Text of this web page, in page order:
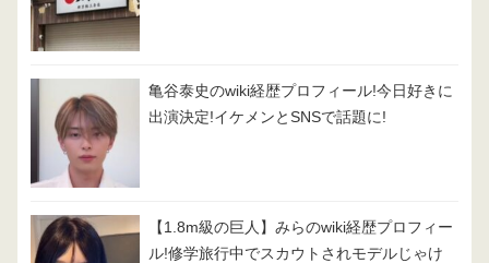
亀谷泰史のwiki経歴プロフィール!今日好きに
出演決定!イケメンとSNSで話題に!
【1.8m級の巨人】みらのwiki経歴プロフィー
ル!修学旅行中でスカウトされモデルじゃけ